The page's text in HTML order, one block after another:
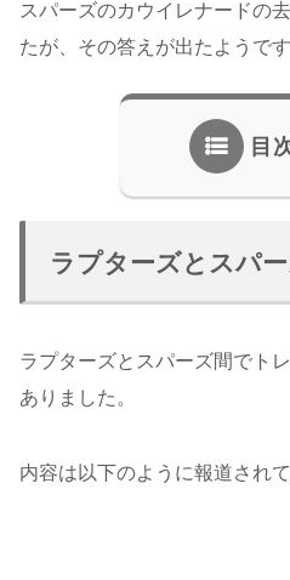
スパーズのカウイレナードの
たが、その答えが出たようです
目
ラプターズとスパ
ラプターズとスパーズ間でト
ありました。
内容は以下のように報道されて